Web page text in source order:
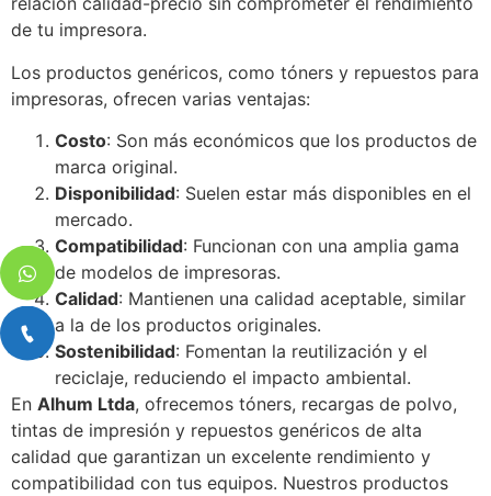
de tu impresora.
Los productos genéricos, como tóners y repuestos para
impresoras, ofrecen varias ventajas:
Costo: Son más económicos que los productos de
marca original.
Disponibilidad: Suelen estar más disponibles en el
mercado.
Compatibilidad: Funcionan con una amplia gama
de modelos de impresoras.
Calidad: Mantienen una calidad aceptable, similar
a la de los productos originales.
Sostenibilidad: Fomentan la reutilización y el
reciclaje, reduciendo el impacto ambiental.
En Alhum Ltda, ofrecemos tóners, recargas de polvo,
tintas de impresión y repuestos genéricos de alta
calidad que garantizan un excelente rendimiento y
compatibilidad con tus equipos. Nuestros productos